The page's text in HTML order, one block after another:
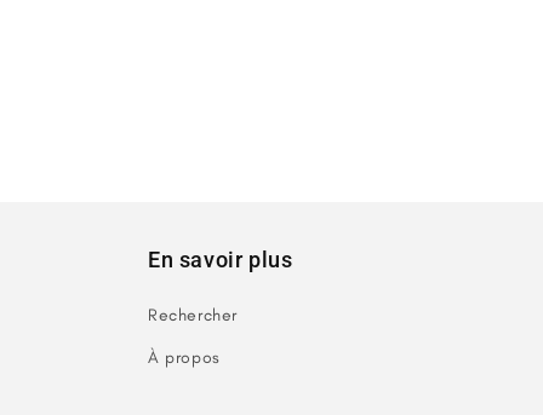
En savoir plus
Rechercher
À propos